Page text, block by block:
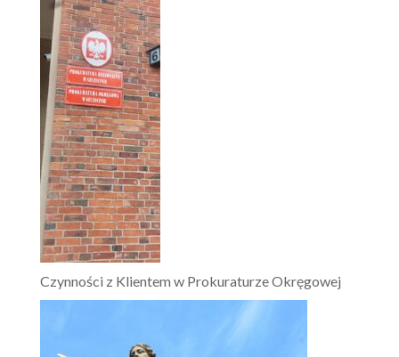
Czynności z Klientem w Prokuraturze Okręgowej